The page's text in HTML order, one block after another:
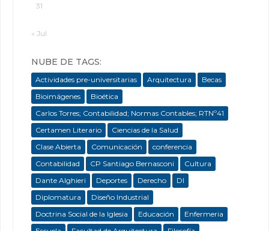
31
« Jul
NUBE DE TAGS:
Actividades pre-universitarias Arquitectura
Becas
Bioimágenes
Bioética
Carlos Torres; Contabilidad; Normas Contables; RTNº41
Certamen Literario
Ciencias de la Salud
Clase Abierta
Comunicación
conferencia
Contabilidad
CP Santiago Bernasconi
Cultura
Dante Alghieri
Deportes Derecho
DI
Diplomatura
Diseño Industrial
Doctrina Social de la Iglesia
Educación
Enfermeria